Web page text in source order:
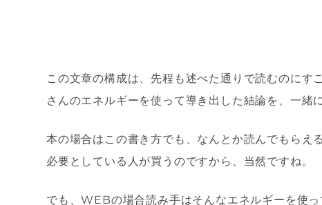
この文章の構成は、先程も述べた通りで読むのにす
さんのエネルギーを使って導き出した結論を、一緒
本の場合はこの書き方でも、なんとか読んでもらえ
必要としている人が買うのですから、当然ですね。
でも、WEBの場合読み手はそんなエネルギーを使